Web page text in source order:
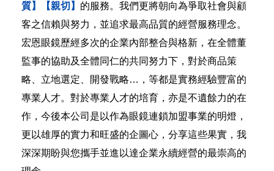
質】【親切】 的服務。我們更將朝向為爭取社會與顧
客之信賴與努力，並追求最高品質的經營服務理念。
宏恩眼鏡歷經多次的企業內部整合與格新，在全體董
監事的協助及全體同仁的共同努力下，對於商品策
略、立地選定、開發戰略…，等都是實務經驗豐富的
專業人才。對於專業人才的培育，亦是不遺餘力的在
作，今後本公司是以作為眼鏡連鎖加盟事業的明燈，
更以雄厚的實力和旺盛的企圖心，分享這些果實，我
深深期盼與您攜手並進以達企業永續經營的最崇高的